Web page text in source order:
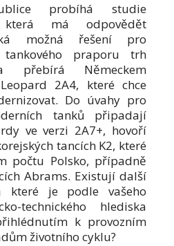
probíhá studie
která má odpovědět
možná řešení pro
praporu trh
přebírá Německem
2A4, které chce
Do úvahy pro
tanků připadají
ve verzi 2A7+, hovoří
tancích K2, které
počtu Polsko, případně
Abrams. Existují další
které je podle vašeho
technického hlediska
k provozním
životního cyklu?